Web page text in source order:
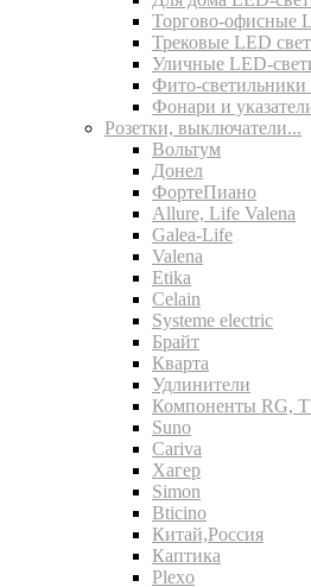
Торгово-офисные
Трековые LED
Уличные LED-
Фито-
Фонари и
Розетки, выключатели...
Вольтум
Донел
ФортеПиано
Allure, Life Valena
Galea-Life
Valena
Etika
Celain
Systeme electric
Брайт
Кварта
Удлинители
Компоненты RG,
Suno
Cariva
Хагер
Simon
Bticino
Китай,Россия
Каптика
Plexo